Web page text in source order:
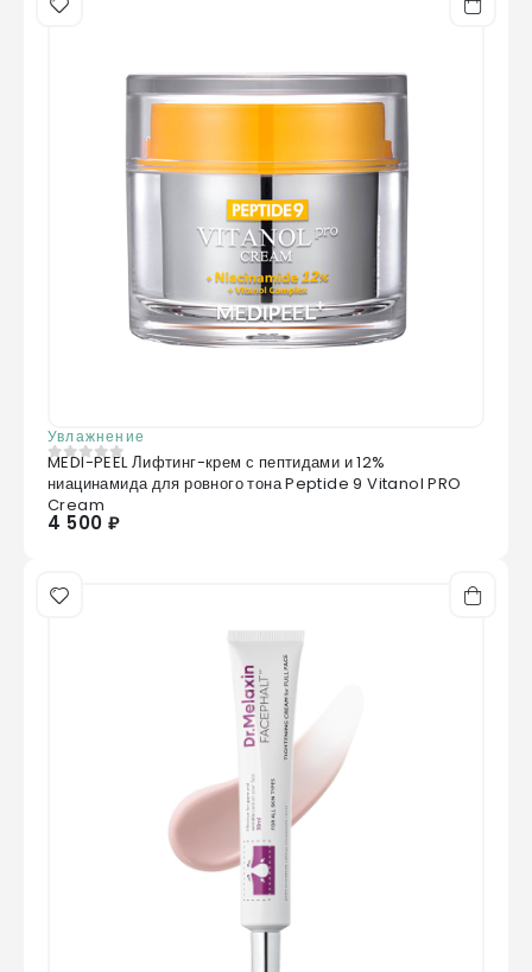
Увлажнение
0из 5
MEDI-PEEL Лифтинг-крем с пептидами и 12%
ниацинамида для ровного тона Peptide 9 Vitanol PRO
Cream
4 500 ₽